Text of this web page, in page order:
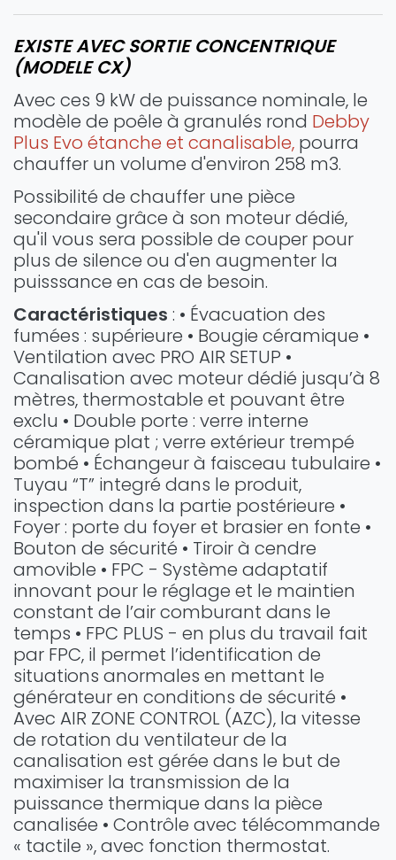
EXISTE AVEC SORTIE CONCENTRIQUE
(MODELE CX)
Avec ces 9 kW de puissance nominale, le
modèle de poêle à granulés rond Debby
Plus Evo étanche et canalisable, pourra
chauffer un volume d'environ 258 m3.
Possibilité de chauffer une pièce
secondaire grâce à son moteur dédié,
qu'il vous sera possible de couper pour
plus de silence ou d'en augmenter la
puisssance en cas de besoin.
Caractéristiques : • Évacuation des
fumées : supérieure • Bougie céramique •
Ventilation avec PRO AIR SETUP •
Canalisation avec moteur dédié jusqu’à 8
mètres, thermostable et pouvant être
exclu • Double porte : verre interne
céramique plat ; verre extérieur trempé
bombé • Échangeur à faisceau tubulaire •
Tuyau “T” integré dans le produit,
inspection dans la partie postérieure •
Foyer : porte du foyer et brasier en fonte •
Bouton de sécurité • Tiroir à cendre
amovible • FPC - Système adaptatif
innovant pour le réglage et le maintien
constant de l’air comburant dans le
temps • FPC PLUS - en plus du travail fait
par FPC, il permet l’identification de
situations anormales en mettant le
générateur en conditions de sécurité •
Avec AIR ZONE CONTROL (AZC), la vitesse
de rotation du ventilateur de la
canalisation est gérée dans le but de
maximiser la transmission de la
puissance thermique dans la pièce
canalisée • Contrôle avec télécommande
« tactile », avec fonction thermostat.